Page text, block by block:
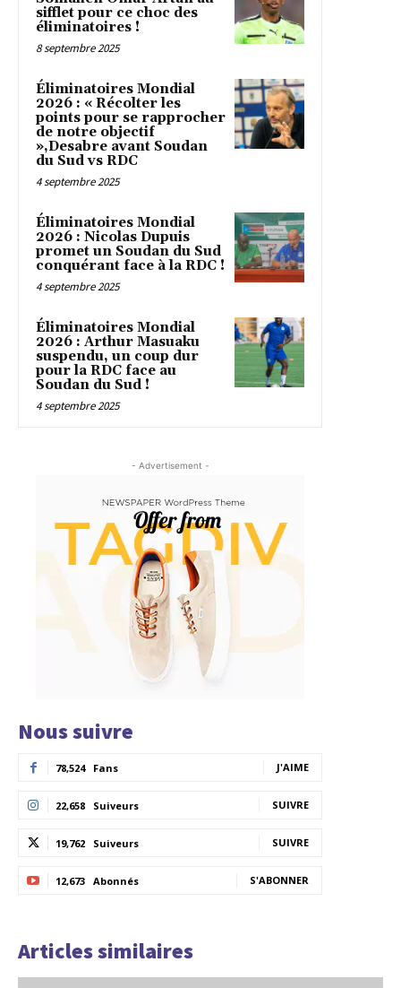
sifflet pour ce choc des
éliminatoires !
8 septembre 2025
Éliminatoires Mondial
2026 : « Récolter les
points pour se rapprocher
de notre objectif
»,Desabre avant Soudan
du Sud vs RDC
4 septembre 2025
Éliminatoires Mondial
2026 : Nicolas Dupuis
promet un Soudan du Sud
conquérant face à la RDC !
4 septembre 2025
Éliminatoires Mondial
2026 : Arthur Masuaku
suspendu, un coup dur
pour la RDC face au
Soudan du Sud !
4 septembre 2025
- Advertisement -
Nous suivre
78,524 Fans J'AIME
22,658 Suiveurs SUIVRE
19,762 Suiveurs SUIVRE
12,673 Abonnés S'ABONNER
Articles similaires